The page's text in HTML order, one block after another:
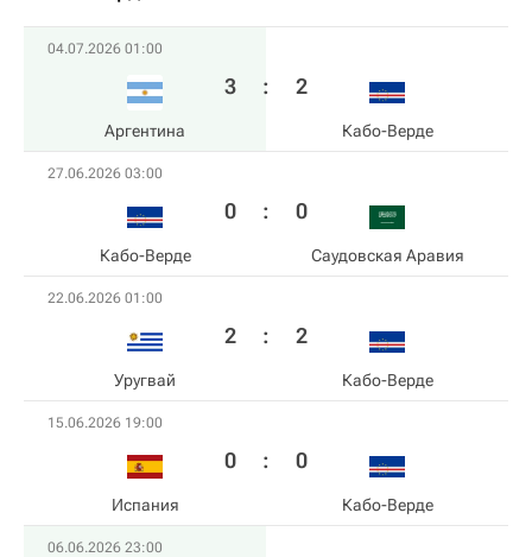
04.07.2026 01:00
Аргентина
3 : 2
Кабо-Верде
27.06.2026 03:00
Кабо-Верде
0 : 0
Саудовская Аравия
22.06.2026 01:00
Уругвай
2 : 2
Кабо-Верде
15.06.2026 19:00
Испания
0 : 0
Кабо-Верде
06.06.2026 23:00